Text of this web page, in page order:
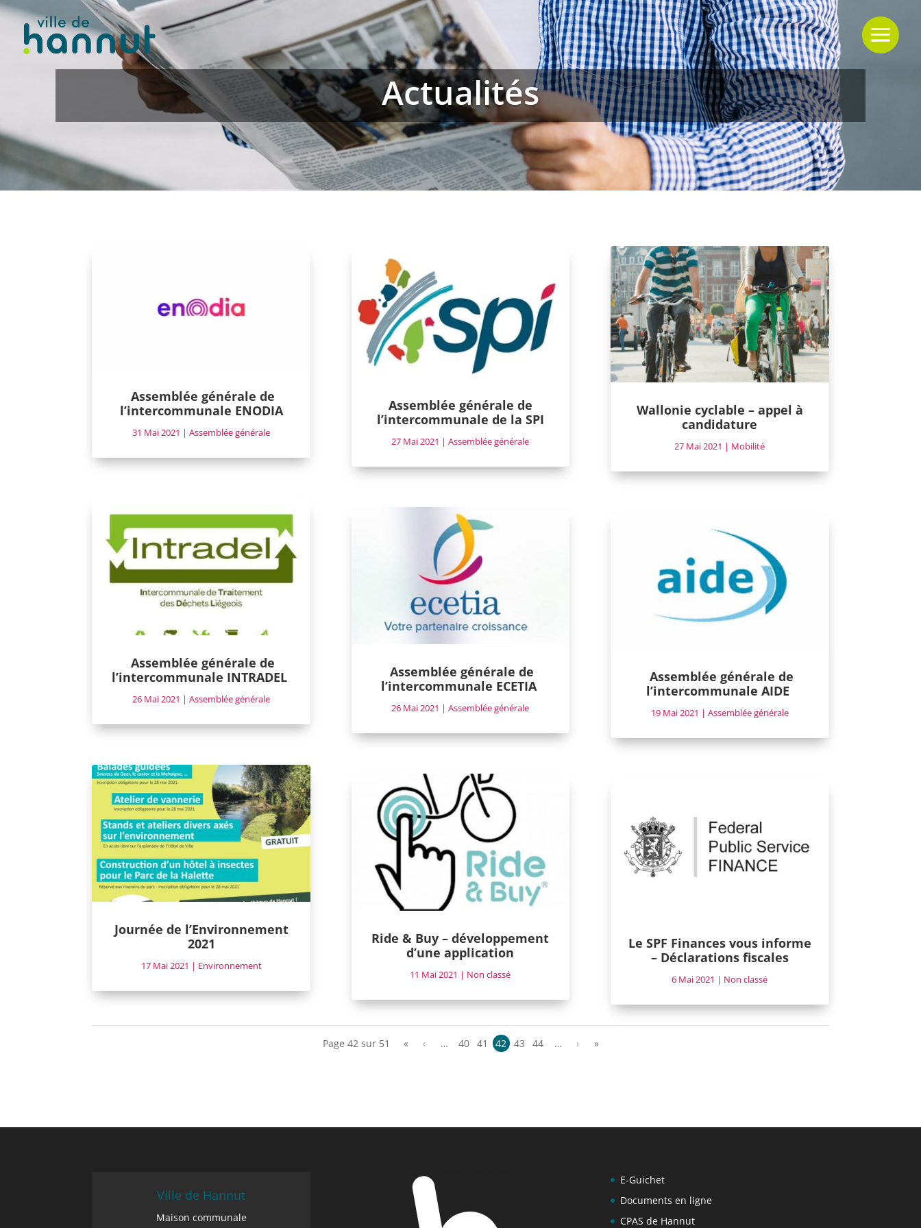
Actualités
Assemblée générale de
l’intercommunale ENODIA
31 Mai 2021 |Assemblée générale
Assemblée générale de
l’intercommunale INTRADEL
26 Mai 2021 |Assemblée générale
Journée de l’Environnement
2021
17 Mai 2021 | Environnement
Assemblée générale de
l’intercommunale de la SPI
27 Mai 2021 |Assemblée générale
Assemblée générale de
l’intercommunale ECETIA
26 Mai 2021 |Assemblée générale
Ride & Buy – développement
d’une application
11 Mai 2021 | Non classé
Wallonie cyclable – appel à
candidature
27 Mai 2021 | Mobilité
Assemblée générale de
l’intercommunale AIDE
19 Mai 2021 | Assemblée générale
Le SPF Finances vous informe
– Déclarations fiscales
6 Mai 2021 | Non classé
Page 42 sur 51 « ‹ … 40 41 42 43 44 … › »
Ville de Hannut
Maison communale
E-Guichet
Documents en ligne
CPAS de Hannut